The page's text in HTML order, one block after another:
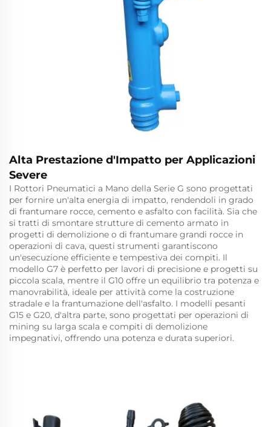
Alta Prestazione d'Impatto per Applicazioni
Severe
I Rottori Pneumatici a Mano della Serie G sono progettati
per fornire un'alta energia di impatto, rendendoli in grado
di frantumare rocce, cemento e asfalto con facilità. Sia che
si tratti di smontare strutture di cemento armato in
progetti di demolizione o di frantumare grandi rocce in
operazioni di cava, questi strumenti garantiscono
un'esecuzione efficiente e tempestiva dei compiti. Il
modello G7 è perfetto per lavori di precisione e progetti su
piccola scala, mentre il G10 offre un equilibrio tra potenza e
manovrabilità, ideale per attività come la costruzione
stradale e la frantumazione dell'asfalto. I modelli pesanti
G15 e G20, d'altra parte, sono progettati per operazioni di
mining su larga scala e compiti di demolizione
impegnativi, offrendo una potenza e durata superiori.